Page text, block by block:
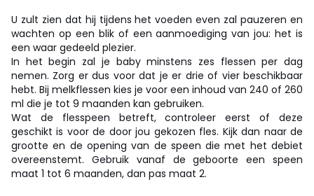
U zult zien dat hij tijdens het voeden even zal pauzeren en
wachten op een blik of een aanmoediging van jou: het is
een waar gedeeld plezier.
In het begin zal je baby minstens zes flessen per dag
nemen. Zorg er dus voor dat je er drie of vier beschikbaar
hebt. Bij melkflessen kies je voor een inhoud van 240 of 260
ml die je tot 9 maanden kan gebruiken.
Wat de flesspeen betreft, controleer eerst of deze
geschikt is voor de door jou gekozen fles. Kijk dan naar de
grootte en de opening van de speen die met het debiet
overeenstemt. Gebruik vanaf de geboorte een speen
maat 1 tot 6 maanden, dan pas maat 2.